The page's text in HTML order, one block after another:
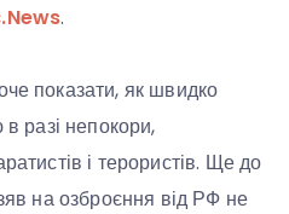
.
показати, як швидко
разі непокори,
і терористів. Ще до
на озброєння від РФ не